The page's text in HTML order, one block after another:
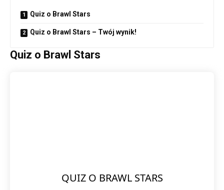
Quiz o Brawl Stars
Quiz o Brawl Stars – Twój wynik!
Quiz o Brawl Stars
QUIZ O BRAWL STARS